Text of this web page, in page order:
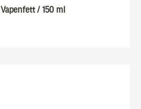
Vapenfett / 150 ml